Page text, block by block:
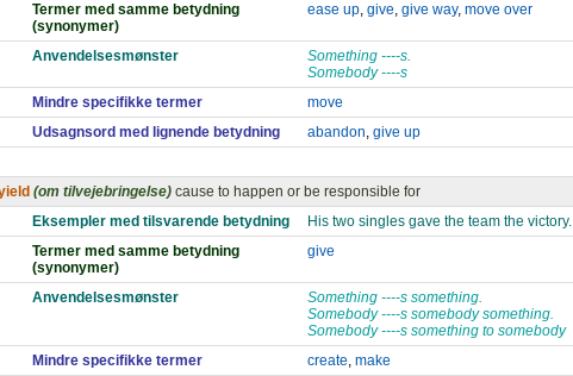
Termer med samme betydning
(synonymer)
ease up, give, give way, move over
Anvendelsesmønster
Something ----s.
Somebody ----s
Mindre specifikke termer
move
Udsagnsord med lignende betydning
abandon, give up
(om tilvejebringelse) cause to happen or be responsible for
Eksempler med tilsvarende betydning
His two singles gave the team the victory.
Termer med samme betydning
(synonymer)
give
Anvendelsesmønster
Something ----s something.
Somebody ----s somebody something.
Somebody ----s something to somebody
Mindre specifikke termer
create, make